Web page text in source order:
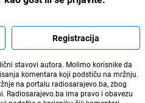
Registracija
stavovi autora. Molimo korisnike da
komentara koji podstiču na mržnju.
na portalu radiosarajevo.ba, zbog
Radiosarajevo.ba ima pravo i obavezu